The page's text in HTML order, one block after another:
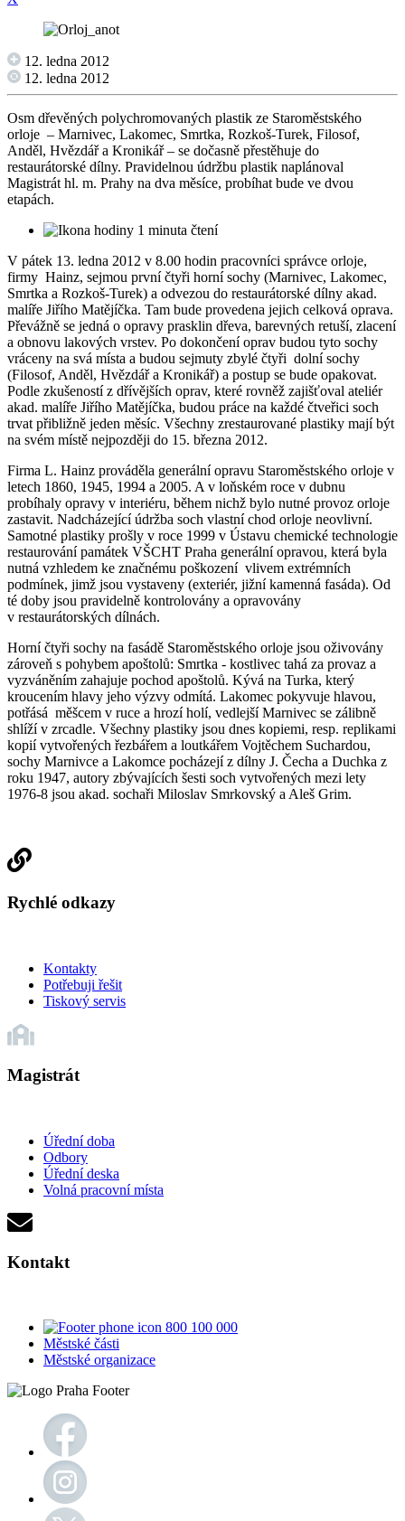
12. ledna 2012
12. ledna 2012
Osm dřevěných polychromovaných plastik ze Staroměstského
orloje – Marnivec, Lakomec, Smrtka, Rozkoš-Turek, Filosof,
Anděl, Hvězdář a Kronikář – se dočasně přestěhuje do
restaurátorské dílny. Pravidelnou údržbu plastik naplánoval
Magistrát hl. m. Prahy na dva měsíce, probíhat bude ve dvou
etapách.
1 minuta čtení
V pátek 13. ledna 2012 v 8.00 hodin pracovníci správce orloje,
firmy Hainz, sejmou první čtyři horní sochy (Marnivec, Lakomec,
Smrtka a Rozkoš-Turek) a odvezou do restaurátorské dílny akad.
malíře Jiřího Matějíčka. Tam bude provedena jejich celková oprava.
Převážně se jedná o opravy prasklin dřeva, barevných retuší, zlacení
a obnovu lakových vrstev. Po dokončení oprav budou tyto sochy
vráceny na svá místa a budou sejmuty zbylé čtyři dolní sochy
(Filosof, Anděl, Hvězdář a Kronikář) a postup se bude opakovat.
Podle zkušeností z dřívějších oprav, které rovněž zajišťoval ateliér
akad. malíře Jiřího Matějíčka, budou práce na každé čtveřici soch
trvat přibližně jeden měsíc. Všechny zrestaurované plastiky mají být
na svém místě nejpozději do 15. března 2012.
Firma L. Hainz prováděla generální opravu Staroměstského orloje v
letech 1860, 1945, 1994 a 2005. A v loňském roce v dubnu
probíhaly opravy v interiéru, během nichž bylo nutné provoz orloje
zastavit. Nadcházející údržba soch vlastní chod orloje neovlivní.
Samotné plastiky prošly v roce 1999 v Ústavu chemické technologie
restaurování památek VŠCHT Praha generální opravou, která byla
nutná vzhledem ke značnému poškození vlivem extrémních
podmínek, jimž jsou vystaveny (exteriér, jižní kamenná fasáda). Od
té doby jsou pravidelně kontrolovány a opravovány
v restaurátorských dílnách.
Horní čtyři sochy na fasádě Staroměstského orloje jsou oživovány
zároveň s pohybem apoštolů: Smrtka - kostlivec tahá za provaz a
vyzváněním zahajuje pochod apoštolů. Kývá na Turka, který
kroucením hlavy jeho výzvy odmítá. Lakomec pokyvuje hlavou,
potřásá měšcem v ruce a hrozí holí, vedlejší Marnivec se zálibně
shlíží v zrcadle. Všechny plastiky jsou dnes kopiemi, resp. replikami
kopií vytvořených řezbářem a loutkářem Vojtěchem Suchardou,
sochy Marnivce a Lakomce pocházejí z dílny J. Čecha a Duchka z
roku 1947, autory zbývajících šesti soch vytvořených mezi lety
1976-8 jsou akad. sochaři Miloslav Smrkovský a Aleš Grim.
Rychlé odkazy
Kontakty
Potřebuji řešit
Tiskový servis
Magistrát
Úřední doba
Odbory
Úřední deska
Volná pracovní místa
Kontakt
800 100 000
Městské části
Městské organizace